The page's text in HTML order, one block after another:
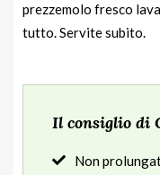
prezzemolo fresco
tutto. Servite subito.
Il consiglio di
Non